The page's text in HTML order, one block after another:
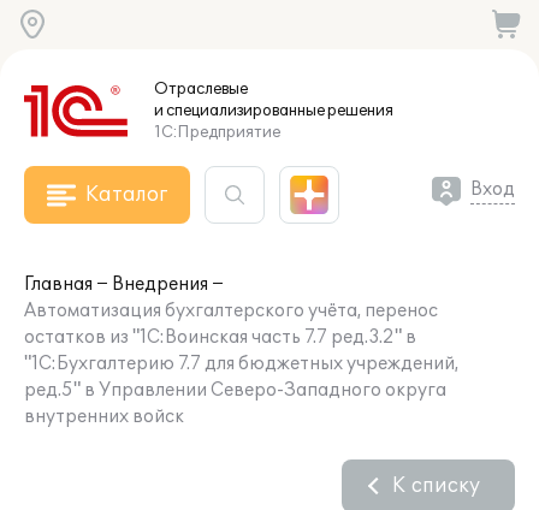
Отраслевые
и специализированныерешения
1С:Предприятие
Каталог Вход
Главная
Внедрения
Автоматизация бухгалтерского учёта, перенос
остатков из "1С:Воинская часть 7.7 ред.3.2" в
"1С:Бухгалтерию 7.7 для бюджетных учреждений,
ред.5" в Управлении Северо-Западного округа
внутренних войск
К списку